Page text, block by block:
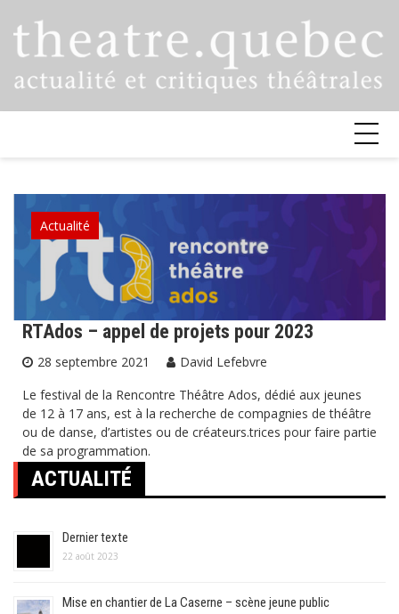
Actualité
RTAdos – appel de projets pour 2023
28 septembre 2021
David Lefebvre
Le festival de la Rencontre Théâtre Ados, dédié aux jeunes
de 12 à 17 ans, est à la recherche de compagnies de théâtre
ou de danse, d’artistes ou de créateurs.trices pour faire partie
de sa programmation.
ACTUALITÉ
Dernier texte
22 août 2023
Mise en chantier de La Caserne – scène jeune public